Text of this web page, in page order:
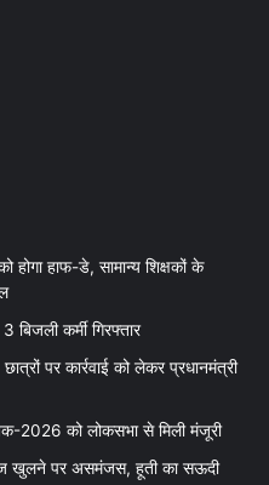
होगा हाफ-डे, सामान्य शिक्षकों के
कर्मी गिरफ्तार
पर कार्रवाई को लेकर प्रधानमंत्री
2026 को लोकसभा से मिली मंजूरी
खुलने पर असमंजस, हूती का सऊदी